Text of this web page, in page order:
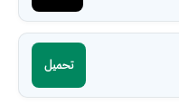
تحميل